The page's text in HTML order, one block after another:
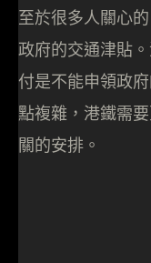
至於很多人關心
政府的交通津貼
付是不能申領政
點複雜，港鐵需
關的安排。